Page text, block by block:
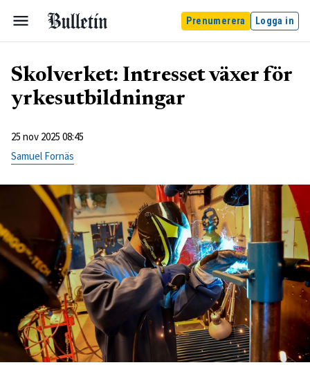
Prenumerera Logga in
Skolverket: Intresset växer för
yrkesutbildningar
25 nov 2025 08:45
Samuel Fornäs